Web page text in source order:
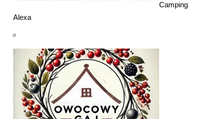
Camping
Alexa